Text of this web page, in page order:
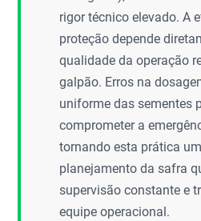
rigor técnico elevado. A
proteção depende
qualidade da operação
galpão. Erros na
uniforme das sementes
comprometer a
tornando esta prática
planejamento da safra
supervisão constante e
equipe operacional.